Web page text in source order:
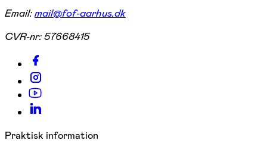
Email:mail@fof-aarhus.dk
CVR-nr:57668415
Praktisk information